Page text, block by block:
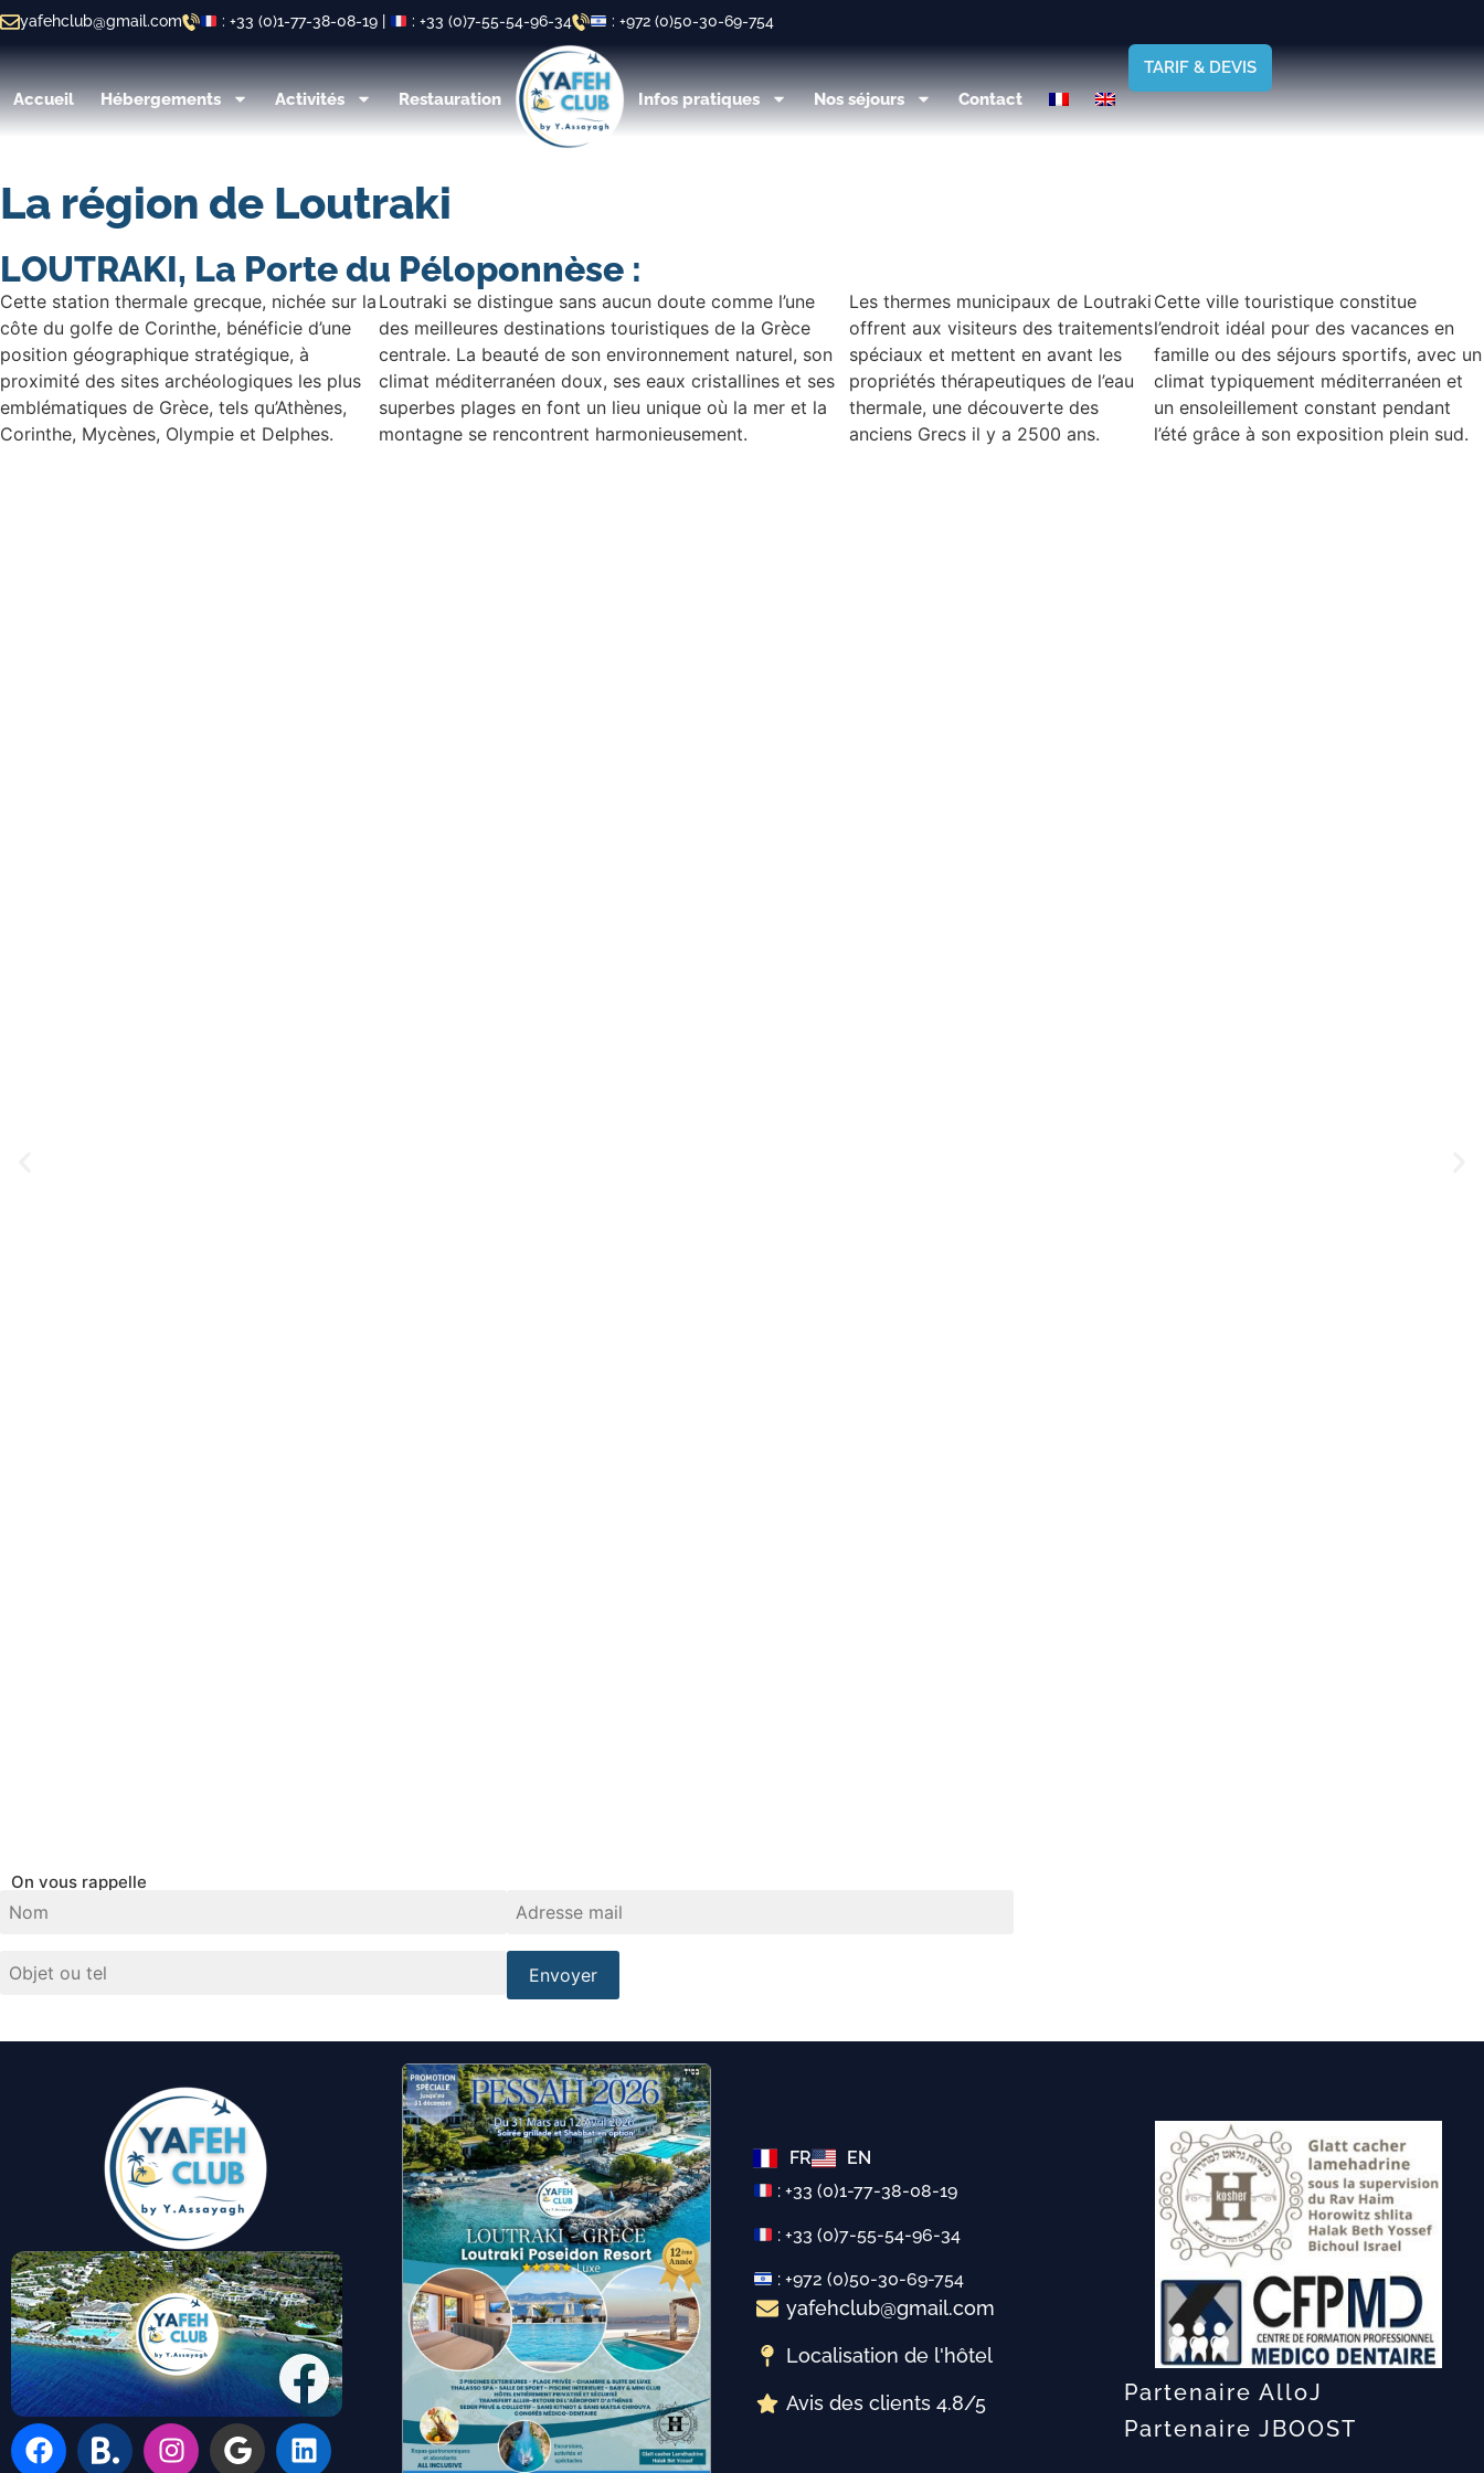
yafehclub@gmail.com : +33 (0)1-77-38-08-19 | : +33 (0)7-55-54-96-34 : +972 (0)50-30-69-754
Accueil Hébergements Activités Restauration Infos pratiques Nos séjours Contact
TARIF & DEVIS
La région de Loutraki
LOUTRAKI, La Porte du Péloponnèse :
Cette station thermale grecque, nichée sur la
côte du golfe de Corinthe, bénéficie d’une
position géographique stratégique, à
proximité des sites archéologiques les plus
emblématiques de Grèce, tels qu’Athènes,
Corinthe, Mycènes, Olympie et Delphes.
Loutraki se distingue sans aucun doute comme l’une
des meilleures destinations touristiques de la Grèce
centrale. La beauté de son environnement naturel, son
climat méditerranéen doux, ses eaux cristallines et ses
superbes plages en font un lieu unique où la mer et la
montagne se rencontrent harmonieusement.
Les thermes municipaux de Loutraki
offrent aux visiteurs des traitements
spéciaux et mettent en avant les
propriétés thérapeutiques de l’eau
thermale, une découverte des
anciens Grecs il y a 2500 ans.
Cette ville touristique constitue
l’endroit idéal pour des vacances en
famille ou des séjours sportifs, avec un
climat typiquement méditerranéen et
un ensoleillement constant pendant
l’été grâce à son exposition plein sud.
On vous rappelle
FR
EN
: +33 (0)1-77-38-08-19
: +33 (0)7-55-54-96-34
: +972 (0)50-30-69-754
yafehclub@gmail.com
Localisation de l'hôtel
Avis des clients 4.8/5
Partenaire AlloJ
Partenaire JBOOST